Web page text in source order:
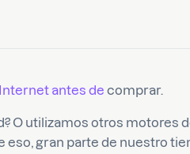
Internet antes decomprar.
O utilizamos otros motores
eso, gran parte de nuestro